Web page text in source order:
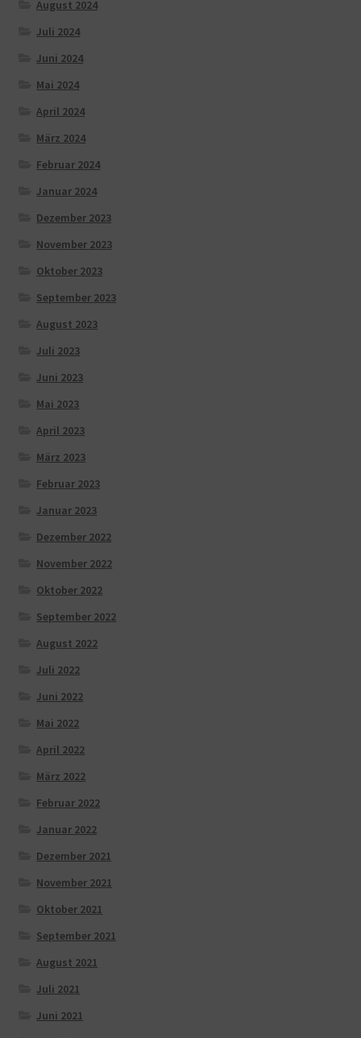
August 2024
Juli 2024
Juni 2024
Mai 2024
April 2024
März 2024
Februar 2024
Januar 2024
Dezember 2023
November 2023
Oktober 2023
September 2023
August 2023
Juli 2023
Juni 2023
Mai 2023
April 2023
März 2023
Februar 2023
Januar 2023
Dezember 2022
November 2022
Oktober 2022
September 2022
August 2022
Juli 2022
Juni 2022
Mai 2022
April 2022
März 2022
Februar 2022
Januar 2022
Dezember 2021
November 2021
Oktober 2021
September 2021
August 2021
Juli 2021
Juni 2021